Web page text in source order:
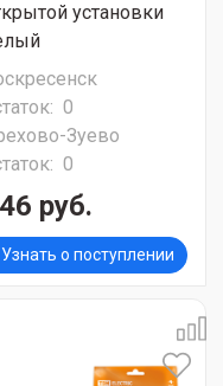
установки
0
Зуево
0
руб.
Узнать о поступлении